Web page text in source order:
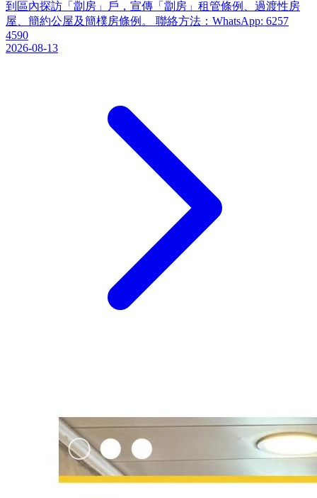
到區內探訪「劏房」戶，宣傳「劏房」租管條例、過渡性房
屋、簡約公屋及簡樸房條例。 聯絡方法：WhatsApp: 6257
4590
2026-08-13